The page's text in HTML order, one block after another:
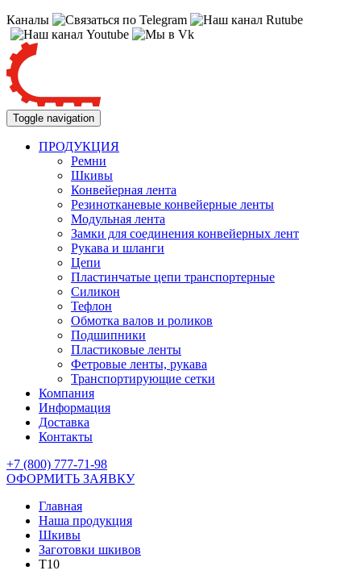
Каналы
Toggle navigation
ПРОДУКЦИЯ
Ремни
Шкивы
Конвейерная лента
Резинотканевые конвейерные ленты
Модульная лента
Замки для соединения конвейерных лент
Рукава и шланги
Цепи
Пластинчатые цепи транспортерные
Силикон
Тефлон
Обмотка валов и роликов
Подшипники
Пластиковые ленты
Фетровые ленты, рукава
Транспортирующие сетки
Компания
Информация
Доставка
Контакты
+7 (800) 777-71-98
ОФОРМИТЬ ЗАЯВКУ
Главная
Наша продукция
Шкивы
Заготовки шкивов
T10